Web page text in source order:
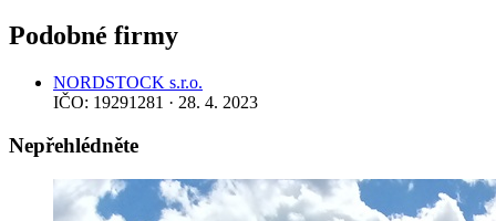
Podobné firmy
NORDSTOCK s.r.o.
IČO: 19291281 · 28. 4. 2023
Nepřehlédněte